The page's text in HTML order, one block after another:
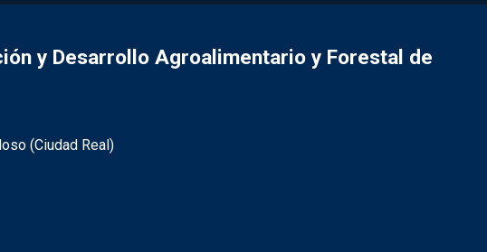
y Desarrollo Agroalimentario y Forestal de
(Ciudad Real)